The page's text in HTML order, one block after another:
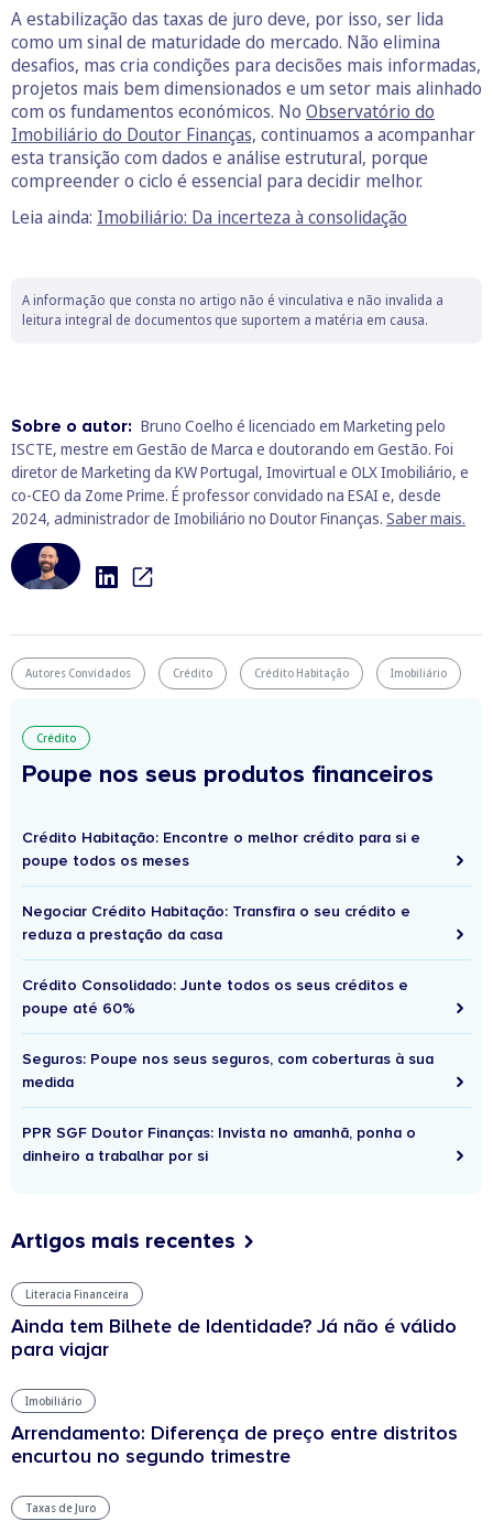
A estabilização das taxas de juro deve, por isso, ser lida
como um sinal de maturidade do mercado. Não elimina
desafios, mas cria condições para decisões mais informadas,
projetos mais bem dimensionados e um setor mais alinhado
com os fundamentos económicos. No Observatório do
Imobiliário do Doutor Finanças, continuamos a acompanhar
esta transição com dados e análise estrutural, porque
compreender o ciclo é essencial para decidir melhor.
Leia ainda: Imobiliário: Da incerteza à consolidação
A informação que consta no artigo não é vinculativa e não invalida a
leitura integral de documentos que suportem a matéria em causa.
Sobre o autor: Bruno Coelho é licenciado em Marketing pelo
ISCTE, mestre em Gestão de Marca e doutorando em Gestão. Foi
diretor de Marketing da KW Portugal, Imovirtual e OLX Imobiliário, e
co-CEO da Zome Prime. É professor convidado na ESAI e, desde
2024, administrador de Imobiliário no Doutor Finanças. Saber mais.
Autores Convidados Crédito Crédito Habitação Imobiliário
Crédito
Poupe nos seus produtos financeiros
Crédito Habitação: Encontre o melhor crédito para si e
poupe todos os meses
Negociar Crédito Habitação: Transfira o seu crédito e
reduza a prestação da casa
Crédito Consolidado: Junte todos os seus créditos e
poupe até 60%
Seguros: Poupe nos seus seguros, com coberturas à sua
medida
PPR SGF Doutor Finanças: Invista no amanhã, ponha o
dinheiro a trabalhar por si
Artigos mais recentes
Literacia Financeira
Ainda tem Bilhete de Identidade? Já não é válido
para viajar
Imobiliário
Arrendamento: Diferença de preço entre distritos
encurtou no segundo trimestre
Taxas de Juro